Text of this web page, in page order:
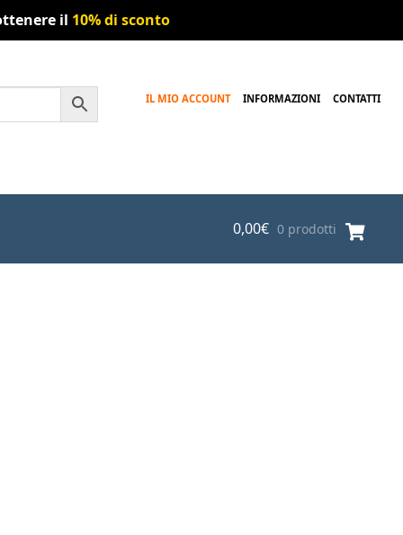
il 10% di sconto
IL MIO ACCOUNT INFORMAZIONI CONTATTI
0,00€ 0 prodotti